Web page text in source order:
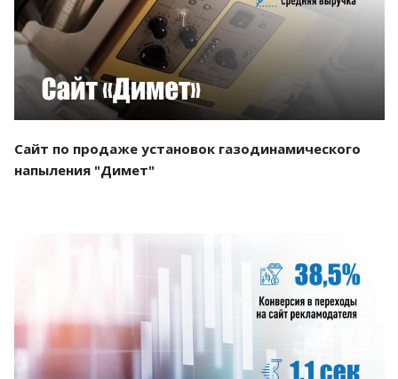
Сайт по продаже установок газодинамического
напыления "Димет"